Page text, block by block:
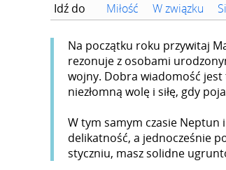
Idź do Miłość W związku
Na początku roku przywitaj
rezonuje z osobami
wojny. Dobra wiadomość jest
niezłomną wolę i siłę, gdy
W tym samym czasie Neptun
delikatność, a jednocześnie
styczniu, masz solidne